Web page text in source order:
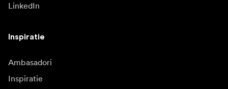
LinkedIn
Inspiratie
Ambasadori
Inspiratie